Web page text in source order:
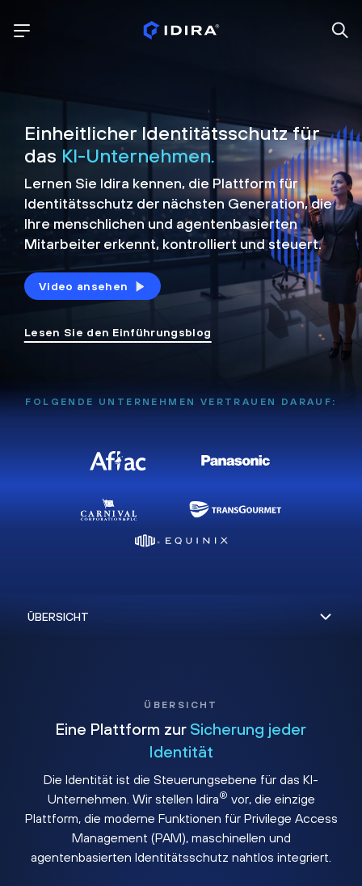
Einheitlicher Identitätsschutz für
das KI-Unternehmen.
Lernen Sie Idira kennen, die Plattformfür
Identitätsschutz der nächsten Generation, die
Ihre menschlichen und agentenbasierten
Mitarbeiter erkennt, kontrolliert undsteuert.
Video ansehen
Lesen Sie den Einführungsblog
FOLGENDE UNTERNEHMEN VERTRAUEN DARAUF:
ÜBERSICHT
Eine Plattform zur Sicherung jeder
Identität
Die Identität ist die Steuerungsebene für das KI-
Unternehmen. Wir stellen Idira® vor, die einzige
Plattform, die moderne Funktionen für Privilege Access
Management (PAM), maschinellen und
agentenbasierten Identitätsschutz nahtlos integriert.